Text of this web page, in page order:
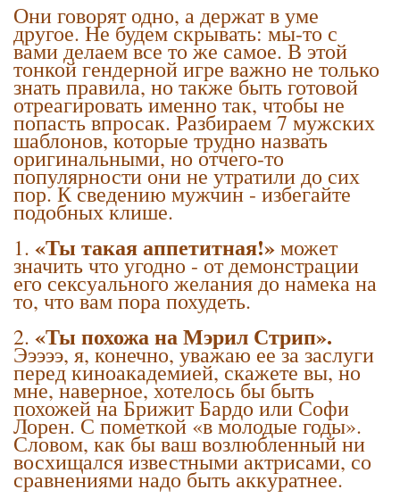
Они говорят одно, а держат в уме
другое. Не будем скрывать: мы-то с
вами делаем все то же самое. В этой
тонкой гендерной игре важно не только
знать правила, но также быть готовой
отреагировать именно так, чтобы не
попасть впросак. Разбираем 7 мужских
шаблонов, которые трудно назвать
оригинальными, но отчего-то
популярности они не утратили до сих
пор. К сведению мужчин - избегайте
подобных клише.
1. «Ты такая аппетитная!»может
значить что угодно - от демонстрации
его сексуального желания до намека на
то, что вам пора похудеть.
2. «Ты похожа на Мэрил Стрип».
Эээээ, я, конечно, уважаю ее за заслуги
перед киноакадемией, скажете вы, но
мне, наверное, хотелось бы быть
похожей на Брижит Бардо или Софи
Лорен. С пометкой «в молодые годы».
Словом, как бы ваш возлюбленный ни
восхищался известными актрисами, со
сравнениями надо быть аккуратнее.